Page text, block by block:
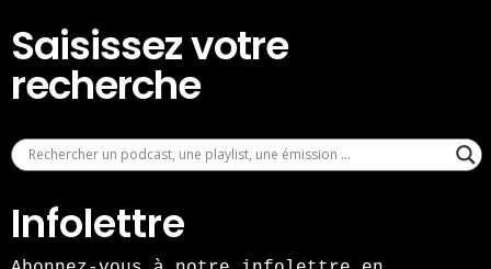
Saisissez votre
recherche
Infolettre